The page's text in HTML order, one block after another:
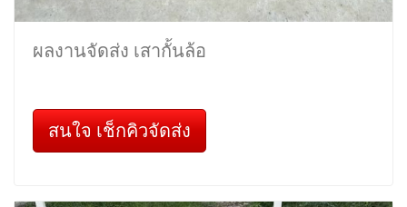
ผลงานจัดส่ง เสากั้นล้อ
สนใจ เช็กคิวจัดส่ง